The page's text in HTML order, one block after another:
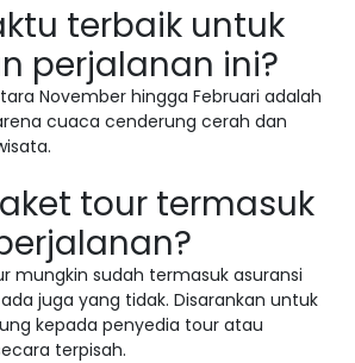
terbaik untuk
perjalanan ini?
November hingga Februari adalah
cuaca cenderung cerah dan
tour termasuk
mungkin sudah termasuk asuransi
juga yang tidak. Disarankan untuk
kepada penyedia tour atau
terpisah.